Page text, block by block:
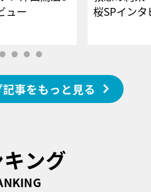
ビュー
桜SPイ
事をもっと見る
ング